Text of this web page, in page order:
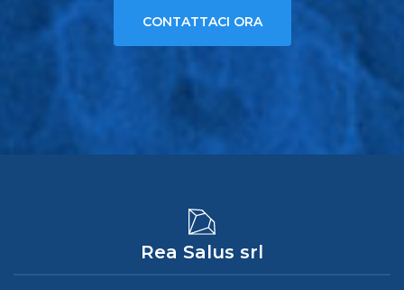
CONTATTACI ORA
Rea Salus srl